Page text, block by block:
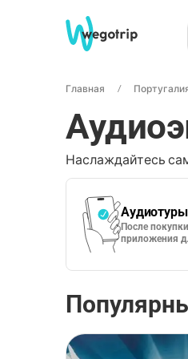
Главная
Наслаждайтесь
После
приложения